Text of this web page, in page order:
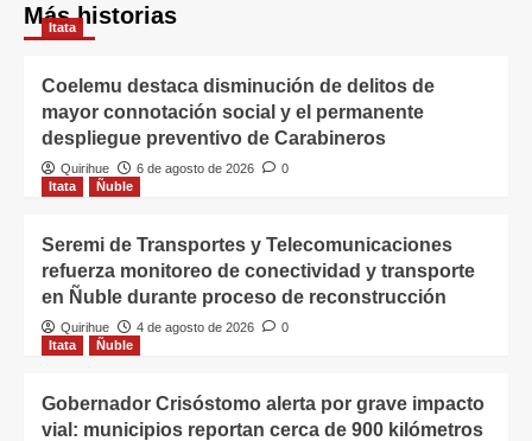
Más historias
Itata
Coelemu destaca disminución de delitos de
mayor connotación social y el permanente
despliegue preventivo de Carabineros
Quirihue 6 de agosto de 2026
0
Itata
Ñuble
Seremi de Transportes y Telecomunicaciones
refuerza monitoreo de conectividad y transporte
en Ñuble durante proceso de reconstrucción
Quirihue 4 de agosto de 2026
0
Itata
Ñuble
Gobernador Crisóstomo alerta por grave impacto
vial: municipios reportan cerca de 900 kilómetros